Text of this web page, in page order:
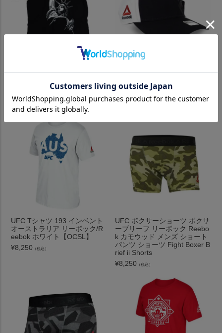
t リーボック/Reebok ブラック
¥6,600 （税込）
ボック/Reebok ブラック クリ
ーム ゴールド
¥7,700
UFC Tシャツ 193 インベント
オーストラリア リーボック/R
eebok ホワイト【OCSL】
¥8,250 （税込）
UFC ボクサーショーツ ボクサ
ーブリーフ リーボック Reebo
k カモウッド メンズ ショート
パンツ ショーツ Fight Boxer B
rief ii Shorts
¥8,250 （税込）